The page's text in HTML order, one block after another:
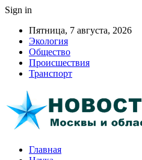
Sign in
Пятница, 7 августа, 2026
Экология
Общество
Происшествия
Транспорт
Главная